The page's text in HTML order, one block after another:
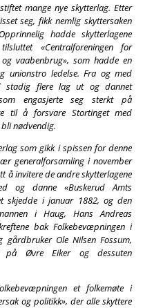
mange nye skytterlag. Etter
seg, fikk nemlig skyttersaken
hadde skytterlagene
«Centralforeningen for
vaabenbrug», som hadde en
unionstro ledelse. Fra og med
stadig flere lag ut og dannet
som engasjerte seg sterkt på
til å forsvare Stortinget med
nødvendig.
som gikk i spissen for denne
generalforsamling i november
å invitere de andre skytterlagene
danne «Buskerud Amts
skjedde i januar 1882, og den
i Haug, Hans Andreas
bak Folkebevæpningen i
Ole Nilsen Fossum,
på Øvre Eiker og dessuten
et folkemøte i
og politikk», der alle skyttere